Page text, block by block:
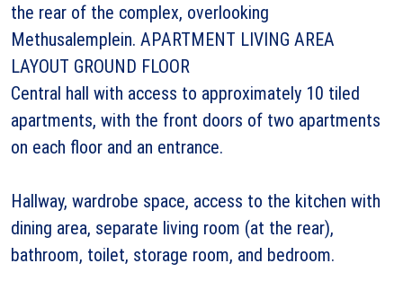
the rear of the complex, overlooking
Methusalemplein. APARTMENT LIVING AREA
LAYOUT GROUND FLOOR
Central hall with access to approximately 10 tiled
apartments, with the front doors of two apartments
on each floor and an entrance.
Hallway, wardrobe space, access to the kitchen with
dining area, separate living room (at the rear),
bathroom, toilet, storage room, and bedroom.